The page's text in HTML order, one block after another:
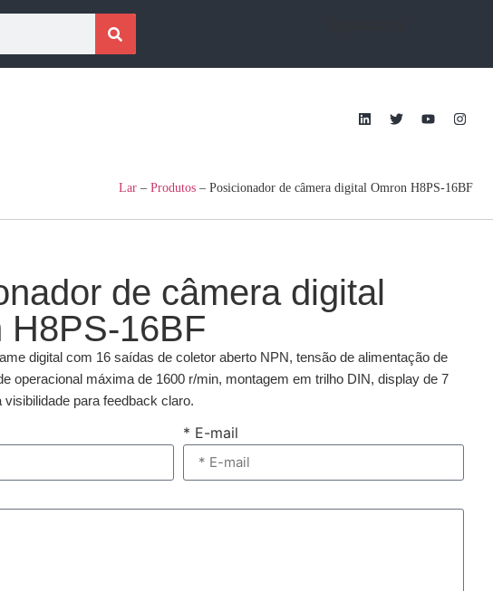
Lar – Produtos – Posicionador de câmera digital Omron H8PS-16BF
de câmera digital
H8PS-16BF
digital com 16 saídas de coletor aberto NPN, tensão de alimentação de
operacional máxima de 1600 r/min, montagem em trilho DIN, display de 7
para feedback claro.
* E-mail